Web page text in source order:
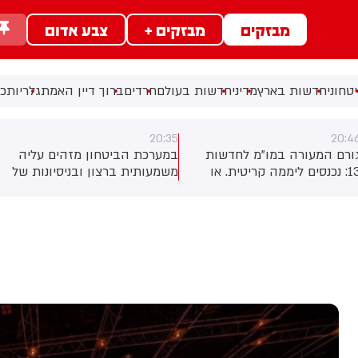
מבזקים מבזקים + צבע אדום
חדשות בארץמדיניחדשות בעולםחרדיםברוך דיין האמתגלריות
הביטחון מזהים עליה
ברצון ובניסיונות של
כי נכון לעכשיו - אין פתרון יעיל
מספיק שצפוי להיכנס לפעולה
מבצעית בזמן הקרוב - מה
20:28
דיווח בטלוויזיה הממלכתית
בסוריה: מספר בני אדם נהרגו